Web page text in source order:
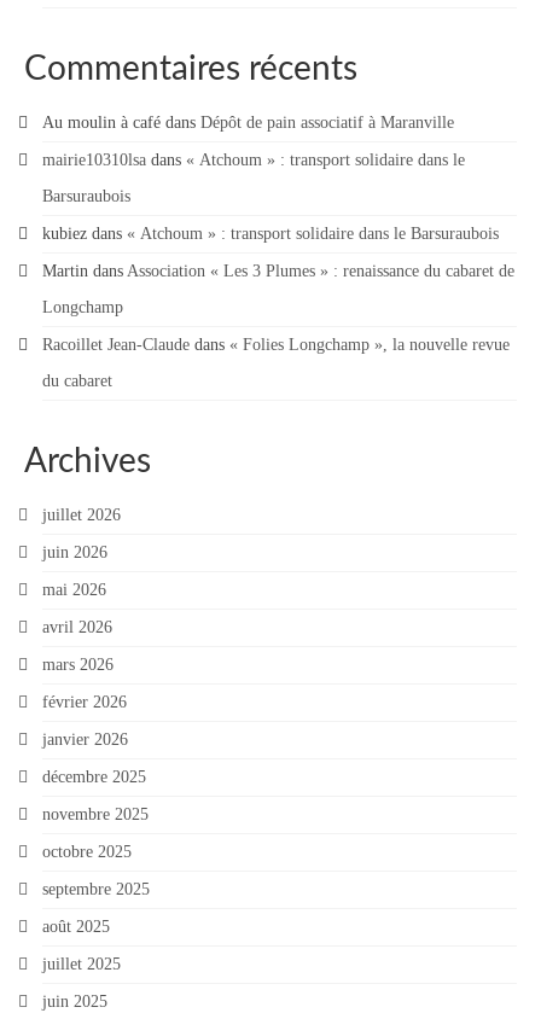
Informations légales
Commentaires récents
Au moulin à café dans Dépôt de pain associatif à Maranville
mairie10310lsa dans « Atchoum » : transport solidaire dans le
Barsuraubois
kubiez dans « Atchoum » : transport solidaire dans le Barsuraubois
Martin dans Association « Les 3 Plumes » : renaissance du cabaret de
Longchamp
Racoillet Jean-Claude dans « Folies Longchamp », la nouvelle revue
du cabaret
Archives
juillet 2026
juin 2026
mai 2026
avril 2026
mars 2026
février 2026
janvier 2026
décembre 2025
novembre 2025
octobre 2025
septembre 2025
août 2025
juillet 2025
juin 2025